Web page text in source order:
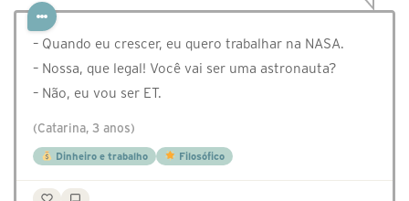
– Quando eu crescer, eu quero trabalhar na NASA.
– Nossa, que legal! Você vai ser uma astronauta?
– Não, eu vou ser ET.
(Catarina, 3 anos)
Dinheiro e trabalho Filosófico